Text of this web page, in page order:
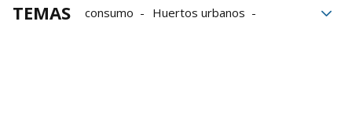
TEMAS consumo
Huertos urbanos